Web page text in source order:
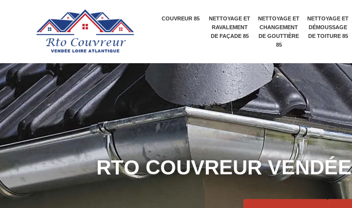
COUVREUR 85
NETTOYAGE ET
RAVALEMENT
DE FAÇADE 85
NETTOYAGE ET
CHANGEMENT
DE GOUTTIÈRE
85
NETTOYAGE ET
DÉMOUSSAGE
DE TOITURE 85
RTO COUVREUR VENDÉE